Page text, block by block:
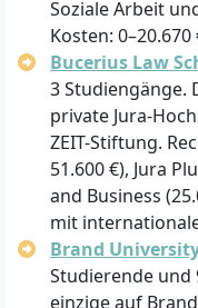
Soziale Arbeit
Kosten: 0–20.670
Bucerius Law
3 Studiengänge.
private Jura-
ZEIT-Stiftung.
51.600 €), Jura
and Business
mit
Brand
Studierende und
einzige auf